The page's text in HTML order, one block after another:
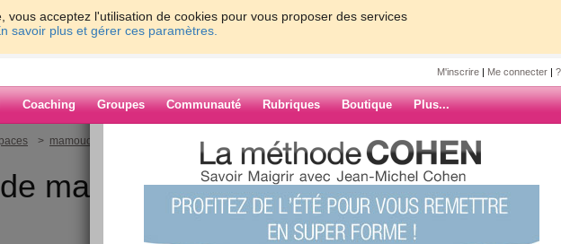
vous acceptez l'utilisation de cookies pour vous proposer des services
savoir plus et gérer ces paramètres.
M'inscrire | Me connecter |
Coaching Groupes Communauté Rubriques Boutique Plus...
> mamouchka > Bon week end
mamouchka